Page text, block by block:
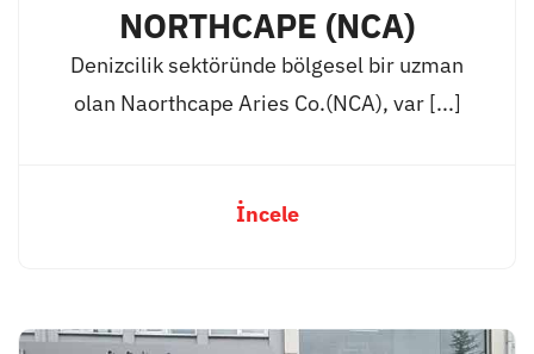
NORTHCAPE (NCA)
Denizcilik sektöründe bölgesel bir uzman
olan Naorthcape Aries Co.(NCA), var [...]
İncele